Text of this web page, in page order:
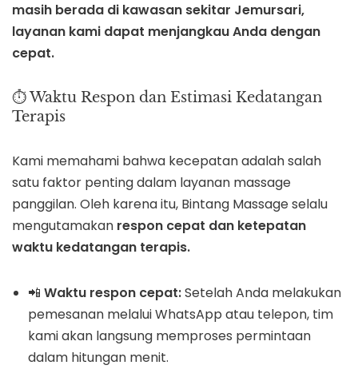
masih berada di kawasan sekitar Jemursari,
layanan kami dapat menjangkau Anda dengan
cepat.
⏱️ Waktu Respon dan Estimasi Kedatangan
Terapis
Kami memahami bahwa kecepatan adalah salah
satu faktor penting dalam layanan massage
panggilan. Oleh karena itu, Bintang Massage selalu
mengutamakan respon cepat dan ketepatan
waktu kedatangan terapis.
📲 Waktu respon cepat:Setelah Anda melakukan
pemesanan melalui WhatsApp atau telepon, tim
kami akan langsung memproses permintaan
dalam hitungan menit.